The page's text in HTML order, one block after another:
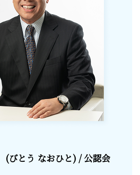
(びとう なおひと) / 公認会